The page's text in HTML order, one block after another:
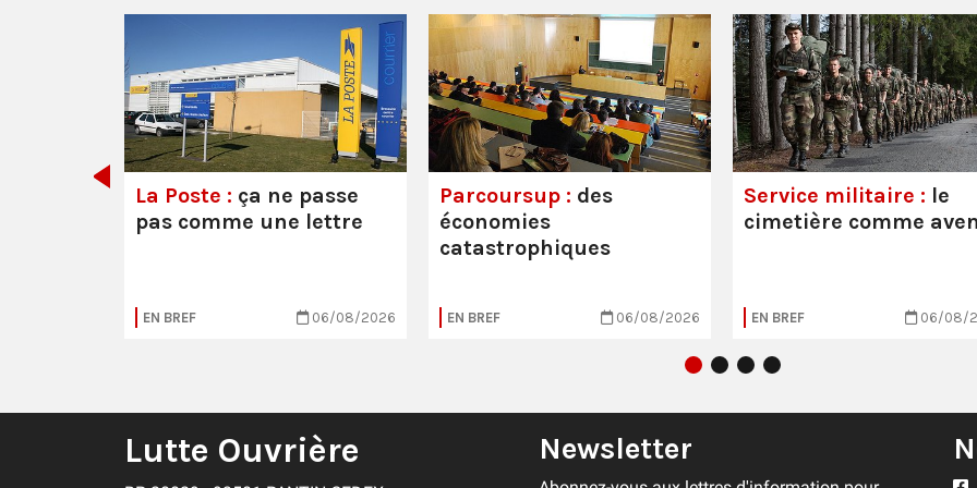
La Poste : ça ne passe
pas comme une lettre
EN BREF 06/08/2026
Parcoursup : des
économies
catastrophiques
EN BREF 06/08/2026
Service militaire : le
cimetière comme
EN BREF 06/08/
Lutte Ouvrière Newsletter